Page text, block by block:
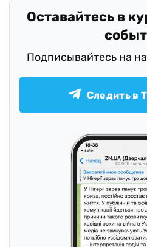
Оставайтесь в
Подписывайтесь на
Следить в